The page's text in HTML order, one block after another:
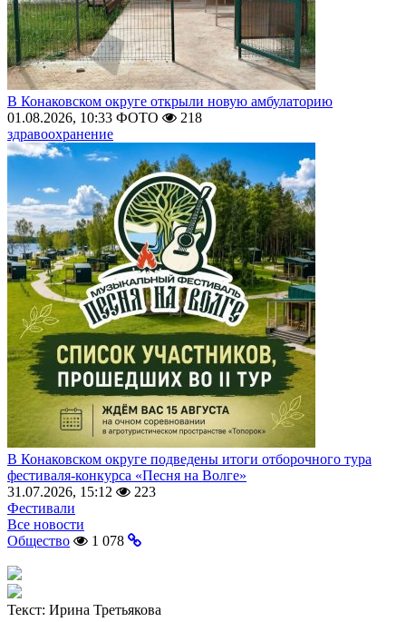
В Конаковском округе открыли новую амбулаторию
01.08.2026, 10:33 ФОТО
218
здравоохранение
В Конаковском округе подведены итоги отборочного тура
фестиваля-конкурса «Песня на Волге»
31.07.2026, 15:12
223
Фестивали
Все новости
Общество
1 078
Текст: Ирина Третьякова